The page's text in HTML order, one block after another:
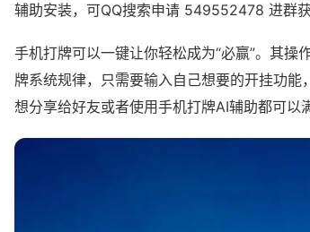
辅助安装，可QQ搜索申请 549552478 进群
手机打牌可以一键让你轻松成为“必赢”。其
牌系统规律，只需要输入自己想要的开挂功
想分享给好友或者使用手机打牌AI辅助都可以